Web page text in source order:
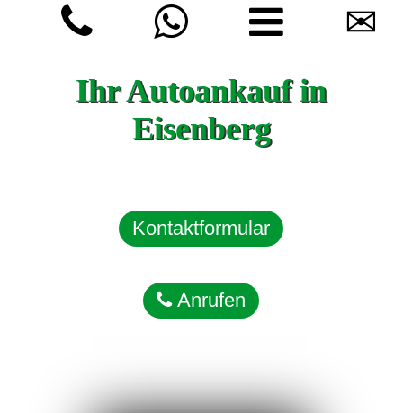
✉
Ihr Autoankauf in
Eisenberg
Kontaktformular
Anrufen